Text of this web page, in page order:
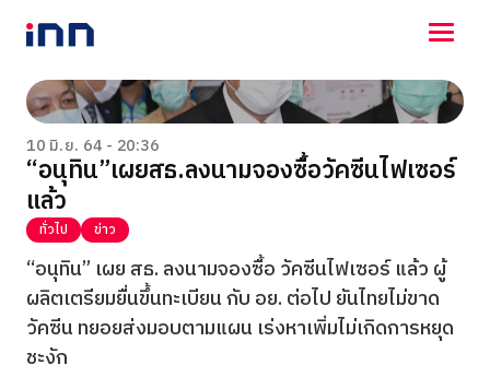
NEWS
ENTERTAINMENT
LIFESTYLE
HOROSCOPE
LOTTERY
VIDEO
ร่วมด้วยช่วยกัน
10 มิ.ย. 64 - 20:36
“อนุทิน”เผยสธ.ลงนามจองซื้อวัคซีนไฟเซอร์
แล้ว
ทั่วไป ข่าว
“อนุทิน” เผย สธ. ลงนามจองซื้อ วัคซีนไฟเซอร์ แล้ว ผู้
ผลิตเตรียมยื่นขึ้นทะเบียน กับ อย. ต่อไป ยันไทยไม่ขาด
วัคซีน ทยอยส่งมอบตามแผน เร่งหาเพิ่มไม่เกิดการหยุด
ชะงัก